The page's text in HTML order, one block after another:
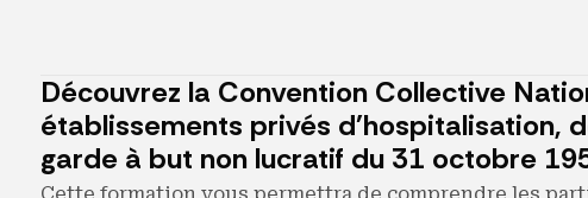
Découvrez la Convention Collective
établissements privés d'hospitalisation,
garde à but non lucratif du 31 octobre